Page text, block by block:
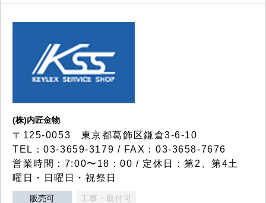
(株)内匠金物
〒125-0053 東京都葛飾区鎌倉3-6-10
TEL：03-3659-3179 / FAX：03-3658-7676
営業時間：7:00〜18：00 / 定休日：第2、第4土
曜日・日曜日・祝祭日
販売可 工事・取付可